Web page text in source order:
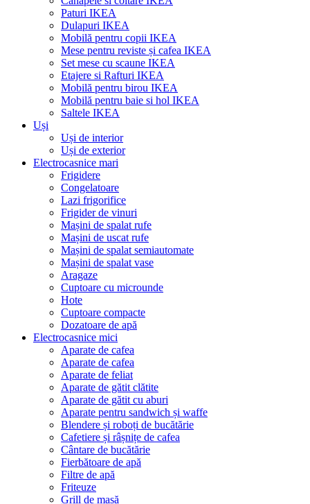
Paturi IKEA
Dulapuri IKEA
Mobilă pentru copii IKEA
Mese pentru reviste și cafea IKEA
Set mese cu scaune IKEA
Etajere si Rafturi IKEA
Mobilă pentru birou IKEA
Mobilă pentru baie si hol IKEA
Saltele IKEA
Uși
Uși de interior
Uși de exterior
Electrocasnice mari
Frigidere
Congelatoare
Lazi frigorifice
Frigider de vinuri
Mașini de spalat rufe
Mașini de uscat rufe
Mașini de spalat semiautomate
Mașini de spalat vase
Aragaze
Cuptoare cu microunde
Hote
Cuptoare compacte
Dozatoare de aрă
Electrocasnice mici
Aparate de cafea
Aparate de cafea
Aparate de feliat
Aparate de gătit clătite
Aparate de gătit cu aburi
Aparate pentru sandwich și waffe
Blendere și roboți de bucătărie
Cafetiere și râșnițe de cafea
Cântare de bucătărie
Fierbătoare de apă
Filtre de apă
Friteuze
Grill de masă